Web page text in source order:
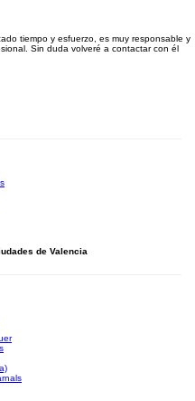
tiempo y esfuerzo, es muy responsable y
Sin duda volveré a contactar con él
de Valencia